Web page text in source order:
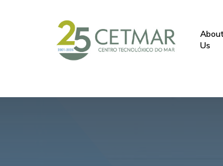
About
Us